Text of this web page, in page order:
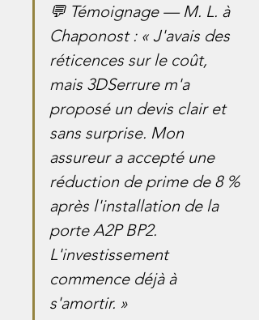
💬 Témoignage — M. L. à
Chaponost : « J'avais des
réticences sur le coût,
mais 3DSerrure m'a
proposé un devis clair et
sans surprise. Mon
assureur a accepté une
réduction de prime de 8 %
après l'installation de la
porte A2P BP2.
L'investissement
commence déjà à
s'amortir. »